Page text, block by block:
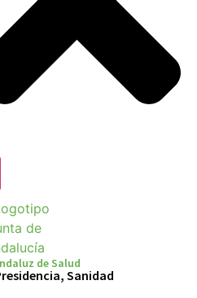
de Salud
Sanidad